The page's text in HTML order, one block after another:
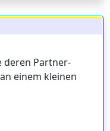
deren Partner-
einem kleinen